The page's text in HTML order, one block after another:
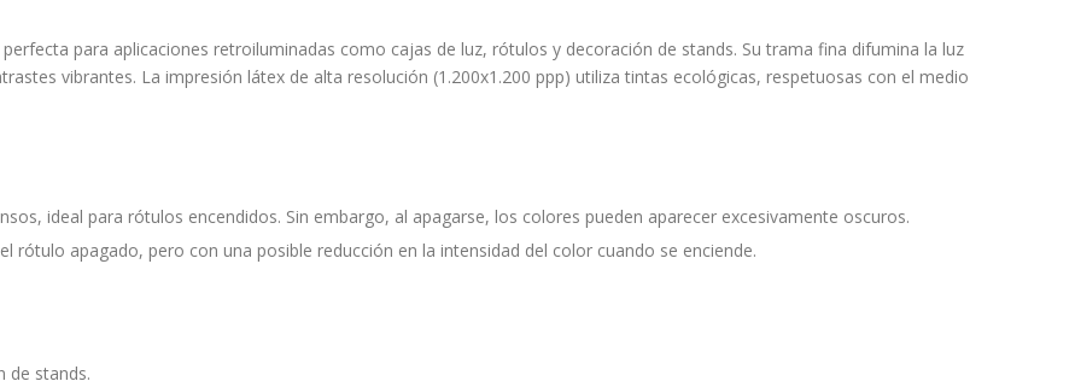
para aplicaciones retroiluminadas como cajas de luz, rótulos y decoración de stands. Su trama fina difumina la luz
vibrantes. La impresión látex de alta resolución (1.200x1.200 ppp) utiliza tintas ecológicas, respetuosas con el medio
ideal para rótulos encendidos. Sin embargo, al apagarse, los colores pueden aparecer excesivamente oscuros.
rótulo apagado, pero con una posible reducción en la intensidad del color cuando se enciende.
de stands.